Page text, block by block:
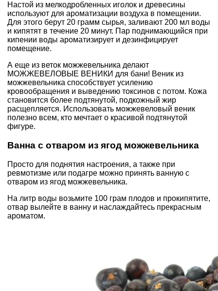
Настой из мелкодробленных иголок и древесины
используют для ароматизации воздуха в помещении.
Для этого берут 20 грамм сырья, заливают 200 мл воды
и кипятят в течение 20 минут. Пар поднимающийся при
кипении воды ароматизирует и дезинфицирует
помещение.
А еще из веток можжевельника делают
МОЖЖЕВЕЛОВЫЕ ВЕНИКИ для бани! Веник из
можжевельника способствует усилению
кровообращения и выведению токсинов с потом. Кожа
становится более подтянутой, подкожный жир
расщепляется. Использовать можжевеловый веник
полезно всем, кто мечтает о красивой подтянутой
фигуре.
Ванна с отваром из ягод можжевельника
Просто для поднятия настроения, а также при
ревмотизме или подагре можно принять ванную с
отваром из ягод можжевельника.
На литр воды возьмите 100 грам плодов и прокипятите,
отвар вылейте в ванну и наслаждайтесь прекрасным
ароматом.